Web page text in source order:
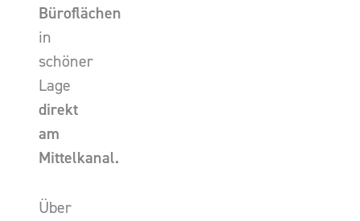
Büroflächen
in
schöner
Lage
direkt
am
Mittelkanal.
Über